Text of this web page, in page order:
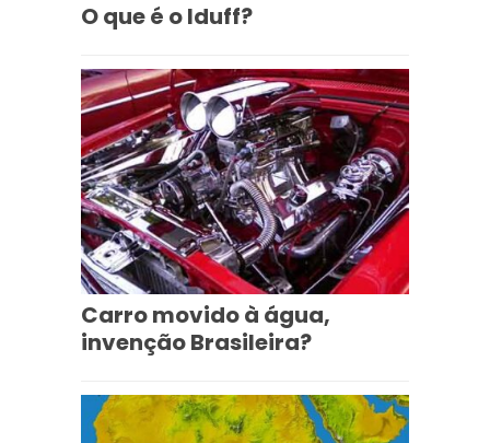
O que é o Iduff?
Carro movido à água,
invenção Brasileira?